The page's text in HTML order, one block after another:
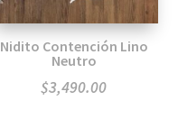
Nidito Contención Lino
Neutro
$3,490.00